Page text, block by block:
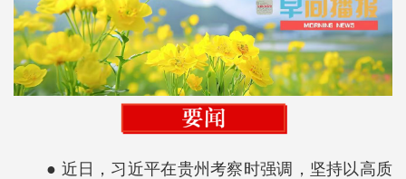
● 近日，习近平在贵州考察时强调，坚持以高质